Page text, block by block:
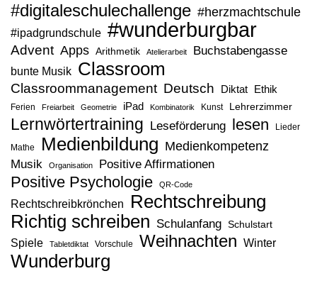
#digitaleschulechallenge #herzmachtschule
#ipadgrundschule #wunderburgbar
Advent Apps Arithmetik Atelierarbeit Buchstabengasse
bunte Musik Classroom
Classroommanagement Deutsch Diktat Ethik
Ferien Freiarbeit Geometrie iPad Kombinatorik Kunst Lehrerzimmer
Lernwörtertraining Leseförderung lesen Lieder
Mathe Medienbildung Medienkompetenz
Musik Organisation Positive Affirmationen
Positive Psychologie QR-Code
Rechtschreibkrönchen Rechtschreibung
Richtig schreiben Schulanfang Schulstart
Spiele Tabletdiktat Vorschule Weihnachten Winter
Wunderburg